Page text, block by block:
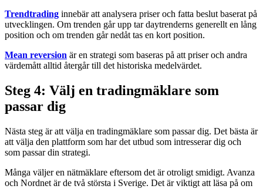
Trendtrading innebär att analysera priser och fatta beslut baserat på
utvecklingen. Om trenden går upp tar daytrenderns generellt en lång
position och om trenden går nedåt tas en kort position.
Mean reversion är en strategi som baseras på att priser och andra
värdemått alltid återgår till det historiska medelvärdet.
Steg 4: Välj en tradingmäklare som
passar dig
Nästa steg är att välja en tradingmäklare som passar dig. Det bästa är
att välja den plattform som har det utbud som intresserar dig och
som passar din strategi.
Många väljer en nätmäklare eftersom det är otroligt smidigt. Avanza
och Nordnet är de två största i Sverige. Det är viktigt att läsa på om